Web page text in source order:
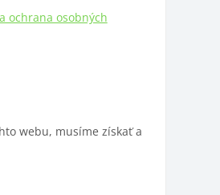
ochrana osobných
webu, musíme získať a